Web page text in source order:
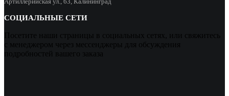
СОЦИАЛЬНЫЕ СЕТИ
Посетите наши страницы в социальных сетях, или свяжитесь
с менеджером через мессенджеры для обсуждения
подробностей вашего заказа